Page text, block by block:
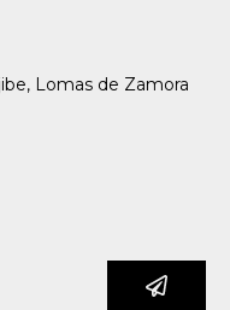
Lomas de Zamora